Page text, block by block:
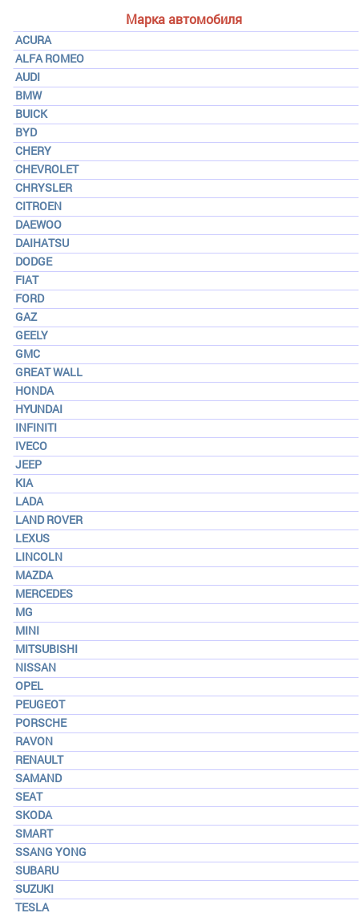
Марка автомобиля
ACURA
ALFA ROMEO
AUDI
BMW
BUICK
BYD
CHERY
CHEVROLET
CHRYSLER
CITROEN
DAEWOO
DAIHATSU
DODGE
FIAT
FORD
GAZ
GEELY
GMC
GREAT WALL
HONDA
HYUNDAI
INFINITI
IVECO
JEEP
KIA
LADA
LAND ROVER
LEXUS
LINCOLN
MAZDA
MERCEDES
MG
MINI
MITSUBISHI
NISSAN
OPEL
PEUGEOT
PORSCHE
RAVON
RENAULT
SAMAND
SEAT
SKODA
SMART
SSANG YONG
SUBARU
SUZUKI
TESLA